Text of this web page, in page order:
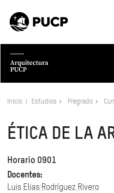
Inicio Estudios Pregrado
ÉTICA DE LA
Horario 0901
Docentes:
Luis Elias Rodríguez Rivero